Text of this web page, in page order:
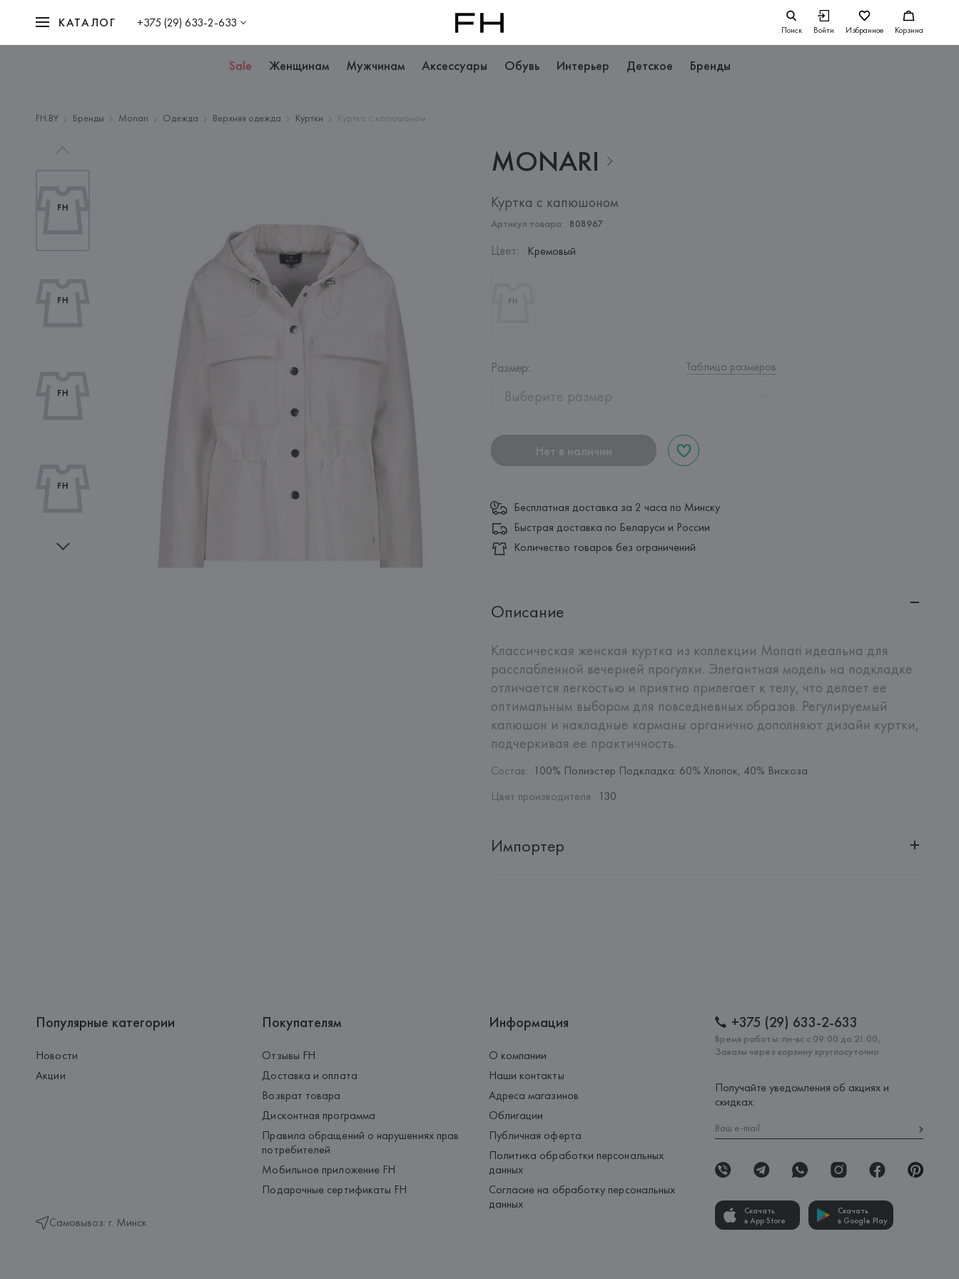
КАТАЛОГ +375 (29) 633-2-633 Поиск Войти Избранное Корзина
Sale Женщинам Мужчинам Аксессуары Обувь Интерьер Детское Бренды
FH.BY Бренды Monari Одежда Верхняя одежда Куртки Куртка с капюшоном
MONARI
Куртка с капюшоном
Артикул товара: 808967
Цвет: Кремовый
Размер: Таблица размеров
Выберите размер
Нет в наличии
Бесплатная доставка за 2 часа по Минску
Быстрая доставка по Беларуси и России
Количество товаров без ограничений
Описание
Классическая женская куртка из коллекции Monari идеальна для
расслабленной вечерней прогулки. Элегантная модель на подкладке
отличается легкостью и приятно прилегает к телу, что делает ее
оптимальным выбором для повседневных образов. Регулируемый
капюшон и накладные карманы органично дополняют дизайн куртки,
подчеркивая ее практичность.
Состав: 100% Полиэстер Подкладка: 60% Хлопок, 40% Вискоза
Цвет производителя: 130
Импортер
Популярные категории
Новости
Акции
Самовывоз: г. Минск
Покупателям
Отзывы FH
Доставка и оплата
Возврат товара
Дисконтная программа
Правила обращений о нарушениях прав
потребителей
Мобильное приложение FH
Подарочные сертификаты FH
Информация
О компании
Наши контакты
Адреса магазинов
Облигации
Публичная оферта
Политика обработки персональных
данных
Согласие на обработку персональных
данных
+375 (29) 633-2-633
Время работы: пн-вс с 09:00 до 21:00,
Заказы через корзину круглосуточно
Получайте уведомления об акциях и
скидках:
Скачать
в App Store
Скачать
в Google Play